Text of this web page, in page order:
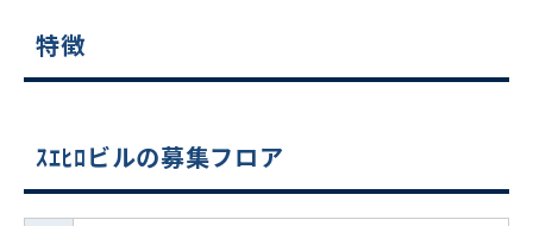
特徴
ｽｴﾋﾛビルの募集フロア